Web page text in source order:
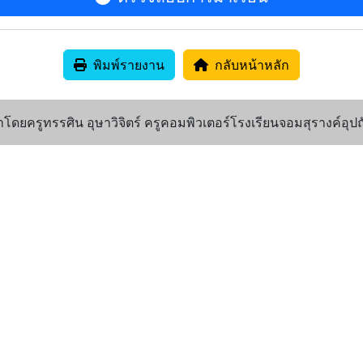
พิมพ์รายงาน กลับหน้าหลัก
ดยครูทรรศิน อุษาวิจิตร์ ครูคอมพิวเตอร์โรงเรียนจอมสุรางค์อุป